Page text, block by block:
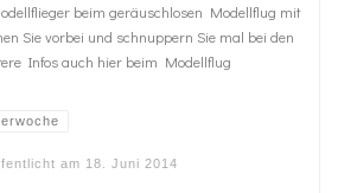
beim geräuschlosen Modellflug mit
Sie vorbei und schnuppern Sie mal bei den
Infos auch hier beim Modellflug
am 18. Juni 2014